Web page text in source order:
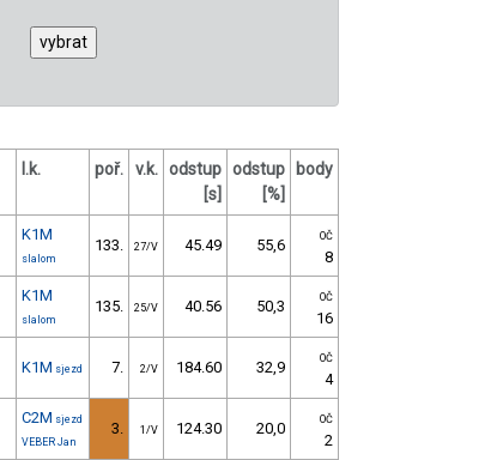
l.k. poř. v.k. odstup
[s]
odstup
[%]
body
K1M
slalom
133. 27/V 45.49 55,6 OČ
8
K1M
slalom
135. 25/V 40.56 50,3 OČ
16
K1M sjezd 7. 2/V 184.60 32,9 OČ
4
C2M sjezd
VEBER Jan
3. 1/V 124.30 20,0 OČ
2